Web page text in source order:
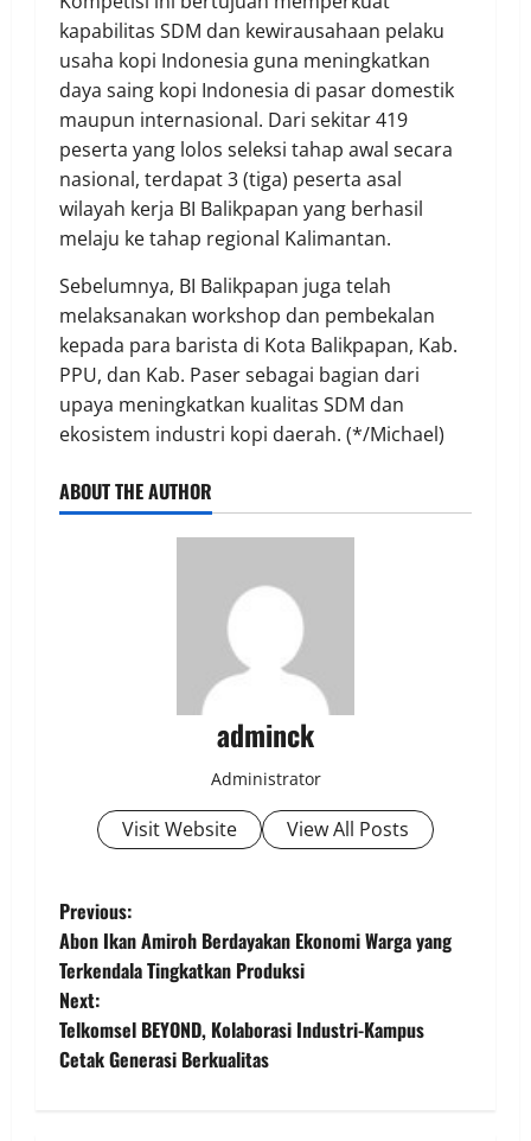
kapabilitas SDM dan kewirausahaan pelaku
usaha kopi Indonesia guna meningkatkan
daya saing kopi Indonesia di pasar domestik
maupun internasional. Dari sekitar 419
peserta yang lolos seleksi tahap awal secara
nasional, terdapat 3 (tiga) peserta asal
wilayah kerja BI Balikpapan yang berhasil
melaju ke tahap regional Kalimantan.
Sebelumnya, BI Balikpapan juga telah
melaksanakan workshop dan pembekalan
kepada para barista di Kota Balikpapan, Kab.
PPU, dan Kab. Paser sebagai bagian dari
upaya meningkatkan kualitas SDM dan
ekosistem industri kopi daerah. (*/Michael)
ABOUT THE AUTHOR
adminck
Administrator
Visit Website View All Posts
P
o
s
t
Previous:
Abon Ikan Amiroh Berdayakan Ekonomi Warga yang
Terkendala Tingkatkan Produksi
Next:
Telkomsel BEYOND, Kolaborasi Industri-Kampus
Cetak Generasi Berkualitas